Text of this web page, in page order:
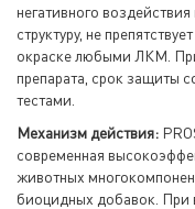
негативного
структуру, не
окраске любыми ЛКМ.
препарата, срок защиты
тестами.
Механизм действия:
современная
животных
биоцидных добавок. При